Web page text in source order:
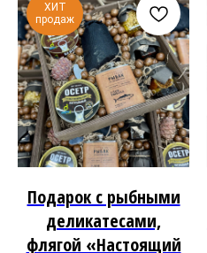
ХИТ
продаж
Подарок с рыбными
деликатесами,
флягой «Настоящий